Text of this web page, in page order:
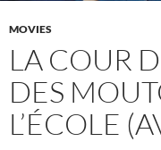
MOVIES
LA COUR
DES
L’ÉCOLE